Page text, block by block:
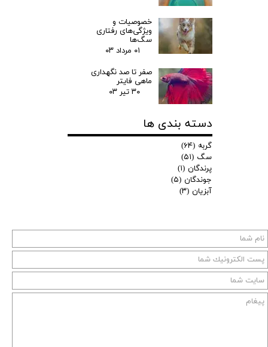
خصوصیات و
ویژگی‌های رفتاری
سگ‌ها
۰۱ مرداد ۰۳
صفر تا صد نگهداری
ماهی فایتر
۳۰ تیر ۰۳
دسته بندی ها
گربه (۶۴)
سگ (۵۱)
پرندگان (۱)
جوندگان (۵)
آبزیان (۳)